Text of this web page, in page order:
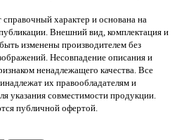
характер и основана на
Внешний вид, комплектация и
изменены производителем без
Несовпадение описания и
ненадлежащего качества. Все
их правообладателям и
указания совместимости продукции.
публичной офертой.